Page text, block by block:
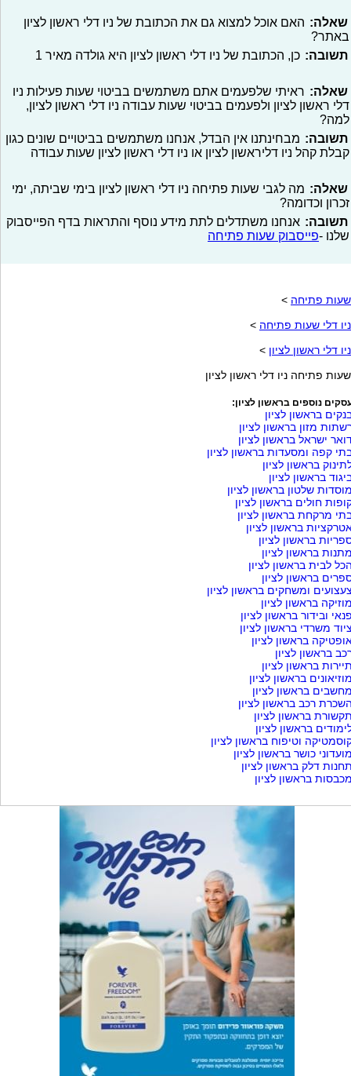
שאלה: האם אוכל למצוא גם את הכתובת של ניו דלי ראשון לציון
באתר?
תשובה: כן, הכתובת של ניו דלי ראשון לציון היא גולדה מאיר 1
שאלה: ראיתי שלפעמים אתם משתמשים בביטוי שעות פעילות ניו
דלי ראשון לציון ולפעמים בביטוי שעות עבודה ניו דלי ראשון לציון,
למה?
תשובה: מבחינתנו אין הבדל, אנחנו משתמשים בביטויים שונים כגון
קבלת קהל ניו דליראשון לציון או ניו דלי ראשון לציון שעות עבודה
שאלה: מה לגבי שעות פתיחה ניו דלי ראשון לציון בימי שביתה, ימי
זכרון וכדומה?
תשובה: אנחנו משתדלים לתת מידע נוסף והתראות בדף הפייסבוק
שלנו -פייסבוק שעות פתיחה
שעות פתיחה >
ניו דלי שעות פתיחה >
ניו דלי ראשון לציון >
שעות פתיחה ניו דלי ראשון לציון
נוספים בראשון לציון:
בראשון לציון
מזון בראשון לציון
ישראל בראשון לציון
קפה ומסעדות בראשון לציון
בראשון לציון
בראשון לציון
שלטון בראשון לציון
חולים בראשון לציון
מרקחת בראשון לציון
בראשון לציון
בראשון לציון
בראשון לציון
לבית בראשון לציון
בראשון לציון
ומשחקים בראשון לציון
בראשון לציון
ובידור בראשון לציון
משרדי בראשון לציון
בראשון לציון
בראשון לציון
בראשון לציון
בראשון לציון
בראשון לציון
רכב בראשון לציון
בראשון לציון
בראשון לציון
וטיפוח בראשון לציון
כושר בראשון לציון
דלק בראשון לציון
בראשון לציון